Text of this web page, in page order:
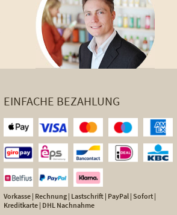
EINFACHE BEZAHLUNG
Vorkasse | Rechnung | Lastschrift | PayPal | Sofort |
Kreditkarte | DHL Nachnahme